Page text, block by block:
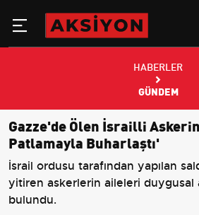
HABERLER
GÜNDEM
Gazze'de Ölen İsrailli
Patlamayla Buharlaştı'
İsrail ordusu tarafından yapılan
yitiren askerlerin aileleri duygusal
bulundu.